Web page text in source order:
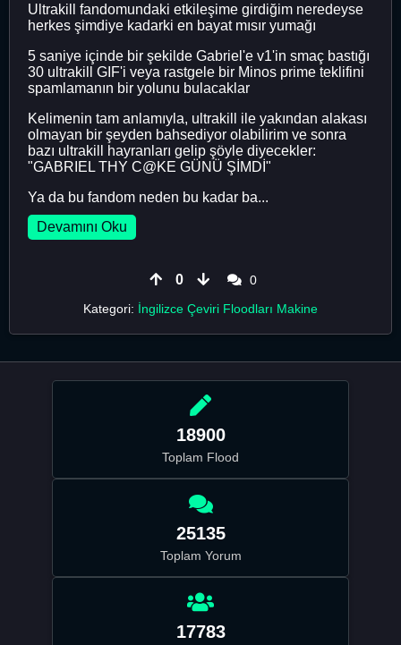
Ultrakill fandomundaki etkileşime girdiğim neredeyse
herkes şimdiye kadarki en bayat mısır yumağı
5 saniye içinde bir şekilde Gabriel'e v1'in smaç bastığı
30 ultrakill GIF'i veya rastgele bir Minos prime teklifini
spamlamanın bir yolunu bulacaklar
Kelimenin tam anlamıyla, ultrakill ile yakından alakası
olmayan bir şeyden bahsediyor olabilirim ve sonra
bazı ultrakill hayranları gelip şöyle diyecekler:
"GABRIEL THY C@KE GÜNÜ ŞİMDİ"
Ya da bu fandom neden bu kadar ba...
Devamını Oku
0
0
Kategori: İngilizce Çeviri Floodları Makine
18900
Toplam Flood
25135
Toplam Yorum
17783